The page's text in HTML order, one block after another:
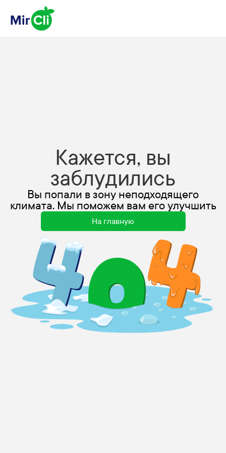
Кажется, вы
заблудились
Вы попали в зону неподходящего
климата. Мы поможем вам его улучшить
На главную